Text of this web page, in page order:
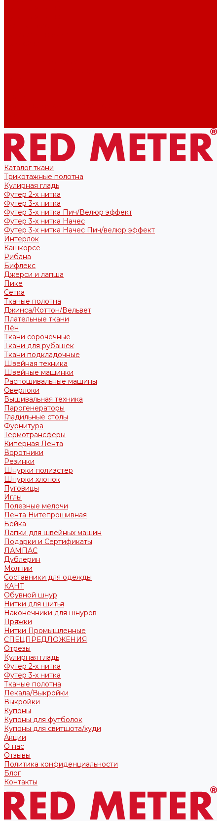
Каталог ткани
Трикотажные полотна
Кулирная гладь
Футер 2-х нитка
Футер 3-х нитка
Футер 3-х нитка Пич/Велюр эффект
Футер 3-х нитка Начес
Футер 3-х нитка Начес Пич/велюр эффект
Интерлок
Кашкорсе
Рибана
Бифлекс
Джерси и лапша
Пике
Сетка
Тканые полотна
Джинса/Коттон/Вельвет
Плательные ткани
Лён
Ткани сорочечные
Ткани для рубашек
Ткани подкладочные
Швейная техника
Швейные машинки
Распошивальные машины
Оверлоки
Вышивальная техника
Парогенераторы
Гладильные столы
Фурнитура
Термотрансферы
Киперная Лента
Воротники
Резинки
Шнурки полиэстер
Шнурки хлопок
Пуговицы
Иглы
Полезные мелочи
Лента Нитепрошивная
Бейка
Лапки для швейных машин
Подарки и Сертификаты
ЛАМПАС
Дублерин
Молнии
Составники для одежды
КАНТ
Обувной шнур
Нитки для шитья
Наконечники для шнуров
Пряжки
Нитки Промышленные
СПЕЦПРЕДЛОЖЕНИЯ
Отрезы
Кулирная гладь
Футер 2-х нитка
Футер 3-х нитка
Тканые полотна
Лекала/Выкройки
Выкройки
Купоны
Купоны для футболок
Купоны для свитшота/худи
Акции
О нас
Отзывы
Политика конфиденциальности
Блог
Контакты